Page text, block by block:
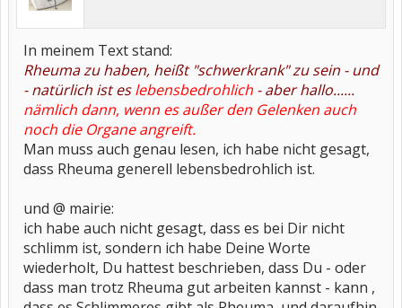
In meinem Text stand:
Rheuma zu haben, heißt "schwerkrank" zu sein - und
- natürlich ist eslebensbedrohlich - aber hallo......
nämlich dann, wenn es außer den Gelenken auch
noch die Organe angreift.
Man muss auch genau lesen, ich habe nicht gesagt,
dass Rheuma generell lebensbedrohlich ist.
und @ mairie:
ich habe auch nicht gesagt, dass es bei Dir nicht
schlimm ist, sondern ich habe Deine Worte
wiederholt, Du hattest beschrieben, dass Du - oder
dass man trotz Rheuma gut arbeiten kannst - kann ,